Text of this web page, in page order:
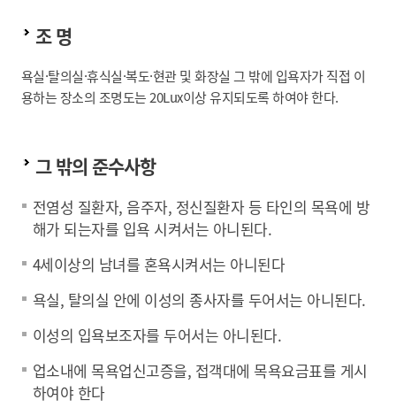
조 명
욕실·탈의실·휴식실·복도·현관 및 화장실 그 밖에 입욕자가 직접 이
용하는 장소의 조명도는 20Lux이상 유지되도록 하여야 한다.
그 밖의 준수사항
전염성 질환자, 음주자, 정신질환자 등 타인의 목욕에 방
해가 되는자를 입욕 시켜서는 아니된다.
4세이상의 남녀를 혼욕시켜서는 아니된다
욕실, 탈의실 안에 이성의 종사자를 두어서는 아니된다.
이성의 입욕보조자를 두어서는 아니된다.
업소내에 목욕업신고증을, 접객대에 목욕요금표를 게시
하여야 한다